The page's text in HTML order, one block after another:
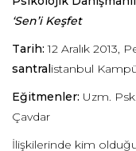
‘Sen’i Keşfet
Tarih: 12 Aralık 2013,
santralistanbul
Eğitmenler: Uzm.
Çavdar
İlişkilerinde kim